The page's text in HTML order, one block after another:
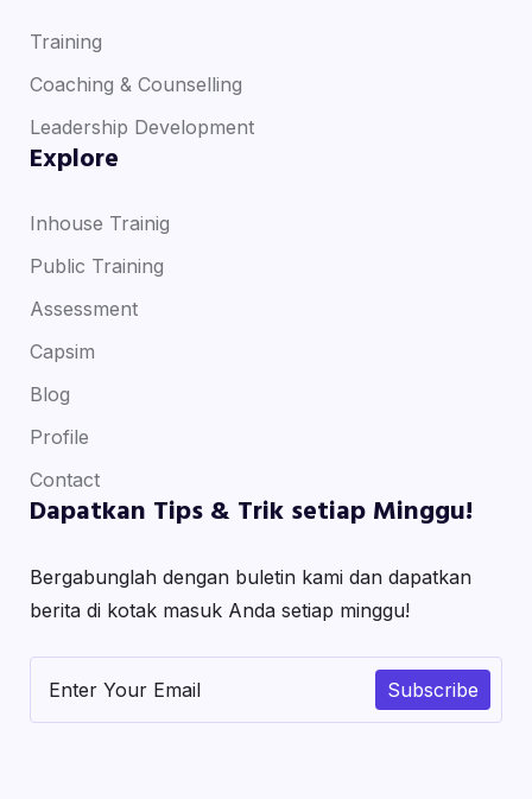
Training
Coaching & Counselling
Leadership Development
Explore
Inhouse Trainig
Public Training
Assessment
Capsim
Blog
Profile
Contact
Dapatkan Tips & Trik setiap Minggu!
Bergabunglah dengan buletin kami dan dapatkan
berita di kotak masuk Anda setiap minggu!
Subscribe